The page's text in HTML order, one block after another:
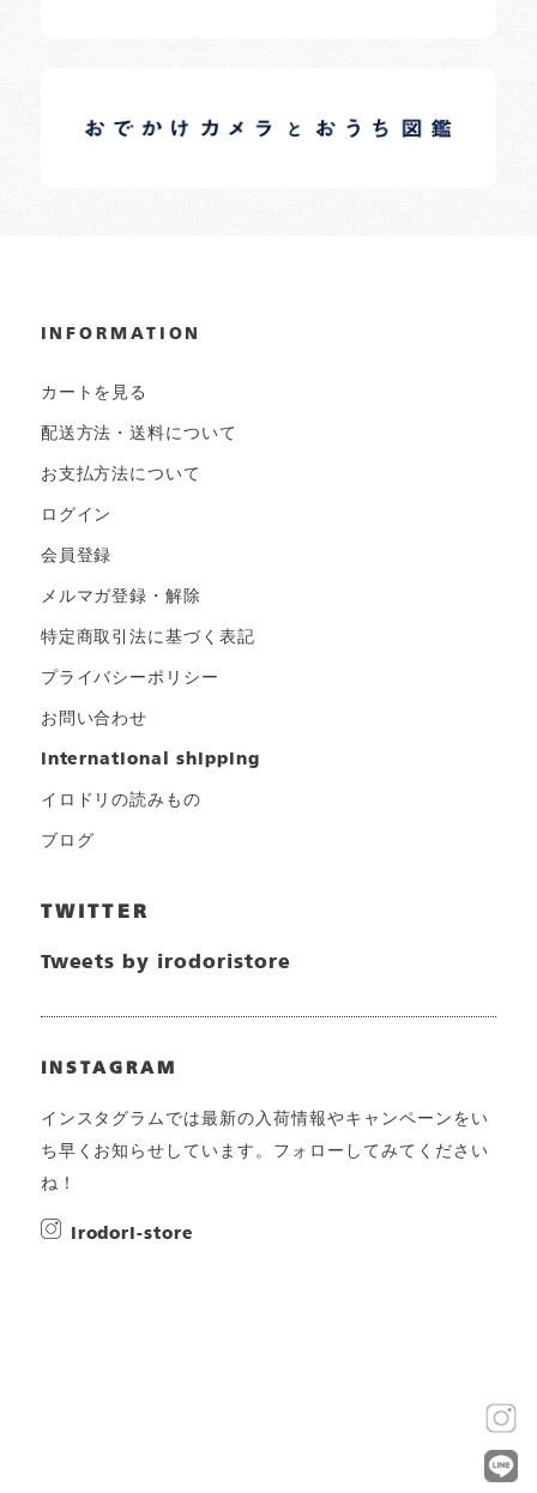
日常の様子など随時更新中です。
INFORMATION
カートを見る
配送方法・送料について
お支払方法について
ログイン
会員登録
メルマガ登録・解除
特定商取引法に基づく表記
プライバシーポリシー
お問い合わせ
international shipping
イロドリの読みもの
ブログ
TWITTER
Tweets by irodoristore
INSTAGRAM
インスタグラムでは最新の入荷情報やキャンペーンをい
ち早くお知らせしています。フォローしてみてください
ね！
irodori-store